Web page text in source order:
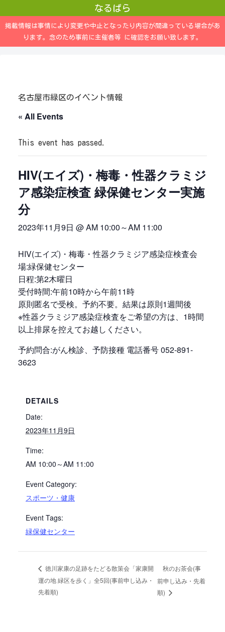
なるぱら
掲載情報は事情により変更や中止となったり内容が間違っている場合があ
ります。念のため事前に主催者等 に確認をお願い致します。
名古屋市緑区のイベント情報
« All Events
This event has passed.
HIV(エイズ)・梅毒・性器クラミジ
ア感染症検査 緑保健センター実施
分
2023年11月9日 @ AM 10:00～AM 11:00
HIV(エイズ)・梅毒・性器クラミジア感染症検査会
場:緑保健センター
日程:第2木曜日
受付時間:午前10時から午前11時
原則匿名で受検。予約不要。結果は原則1週間後
※性器クラミジア感染症検査をご希望の方は、1時間
以上排尿を控えてお越しください。
予約問合:がん検診、予防接種 電話番号 052-891-
3623
DETAILS
Date:
2023年11月9日
Time:
AM 10:00～AM 11:00
Event Category:
スポーツ・健康
Event Tags:
緑保健センター
徳川家康の足跡をたどる散策会「家康開
運の地 緑区を歩く」全5回(事前申し込み・
先着順)
秋のお茶会(事
前申し込み・先着
順)